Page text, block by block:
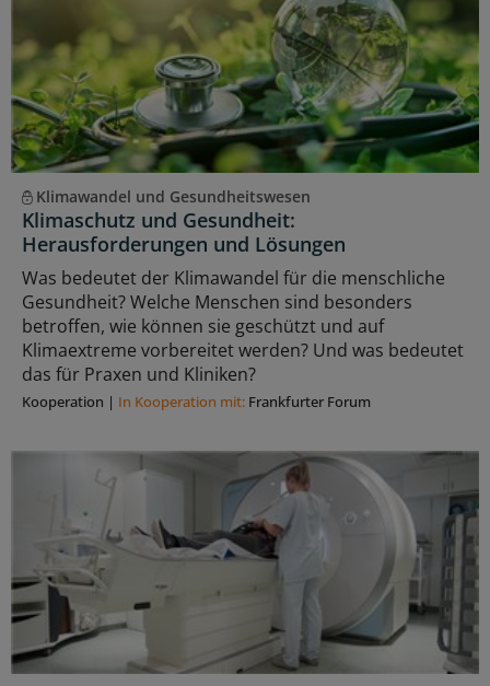
Klimawandel und Gesundheitswesen
Klimaschutz und Gesundheit:
Herausforderungen und Lösungen
Was bedeutet der Klimawandel für die menschliche
Gesundheit? Welche Menschen sind besonders
betroffen, wie können sie geschützt und auf
Klimaextreme vorbereitet werden? Und was bedeutet
das für Praxen und Kliniken?
Kooperation | In Kooperation mit: Frankfurter Forum